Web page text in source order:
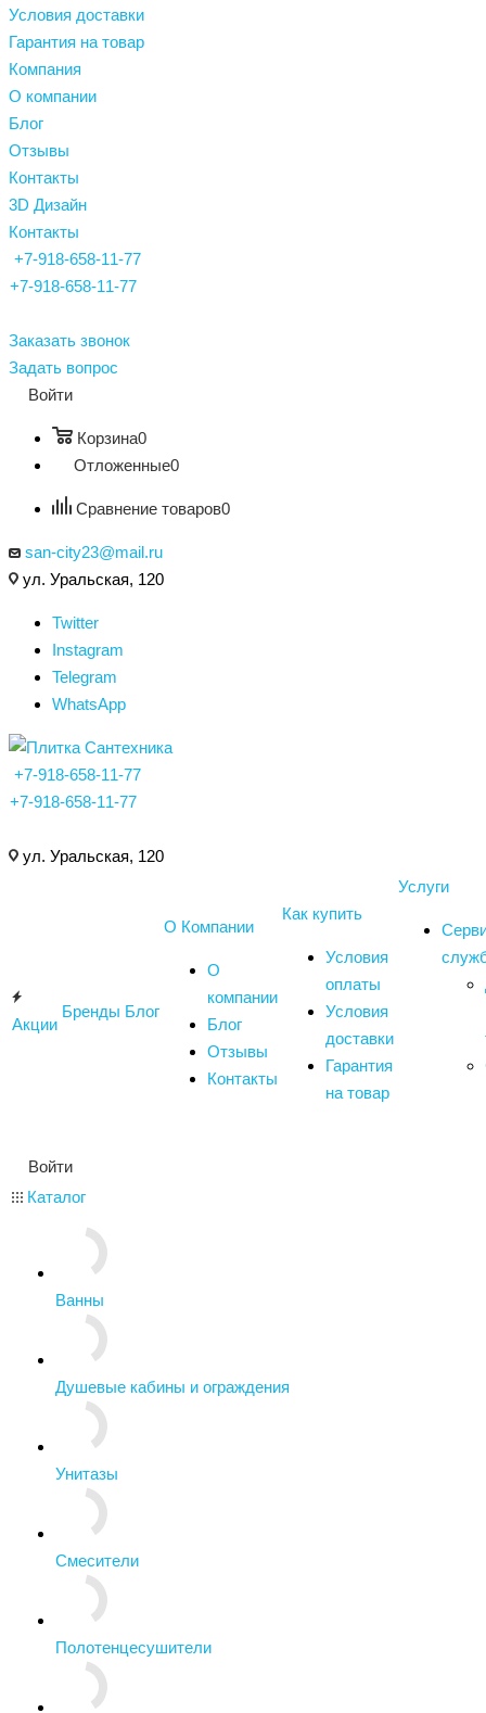
Условия доставки
Гарантия на товар
Компания
О компании
Блог
Отзывы
Контакты
3D Дизайн
Контакты
+7-918-658-11-77
+7-918-658-11-77
Заказать звонок
Задать вопрос
Войти
Корзина0
Отложенные0
Сравнение товаров0
san-city23@mail.ru
ул. Уральская, 120
Twitter
Instagram
Telegram
WhatsApp
+7-918-658-11-77
+7-918-658-11-77
ул. Уральская, 120
Акции
Бренды Блог
О Компании
О
компании
Блог
Отзывы
Контакты
Как купить
Условия
оплаты
Условия
доставки
Гарантия
на товар
Услуги
Войти
Каталог
Ванны
Душевые кабины и ограждения
Унитазы
Смесители
Полотенцесушители